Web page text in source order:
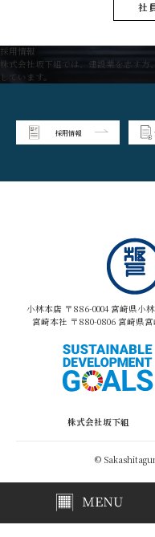
社
採用情報
株式会社坂下組では、建設業を志す
しています。
採用情報
小林本店 〒886-0004 宮崎県小
宮崎本社 〒880-0806 宮崎県
株式会社坂下組
©